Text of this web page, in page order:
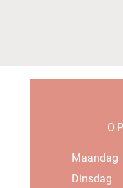
Maandag
Dinsdag